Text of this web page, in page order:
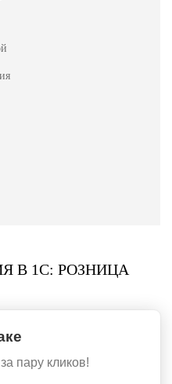
В 1С: РОЗНИЦА
пару кликов!